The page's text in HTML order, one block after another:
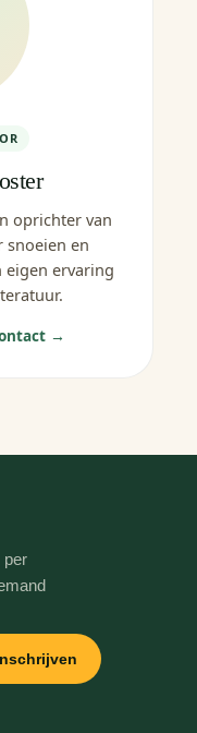
oprichter van
snoeien en
ervaring
→
per